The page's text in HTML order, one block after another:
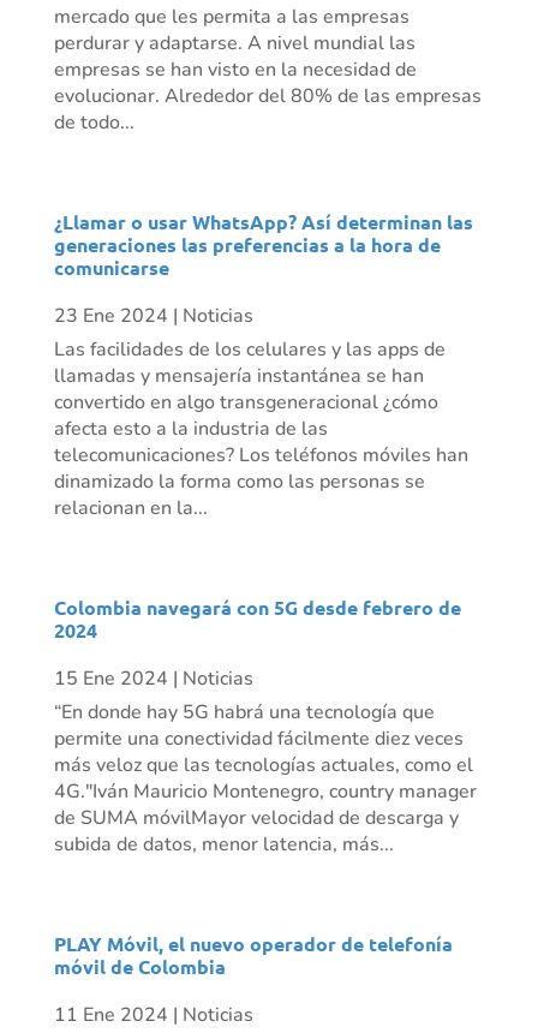
mercado que les permita a las empresas
perdurar y adaptarse. A nivel mundial las
empresas se han visto en la necesidad de
evolucionar. Alrededor del 80% de las empresas
de todo...
¿Llamar o usar WhatsApp? Así determinan las
generaciones las preferencias a la hora de
comunicarse
23 Ene 2024 | Noticias
Las facilidades de los celulares y las apps de
llamadas y mensajería instantánea se han
convertido en algo transgeneracional ¿cómo
afecta esto a la industria de las
telecomunicaciones? Los teléfonos móviles han
dinamizado la forma como las personas se
relacionan en la...
Colombia navegará con 5G desde febrero de
2024
15 Ene 2024 | Noticias
“En donde hay 5G habrá una tecnología que
permite una conectividad fácilmente diez veces
más veloz que las tecnologías actuales, como el
4G."Iván Mauricio Montenegro, country manager
de SUMA móvilMayor velocidad de descarga y
subida de datos, menor latencia, más...
PLAY Móvil, el nuevo operador de telefonía
móvil de Colombia
11 Ene 2024 | Noticias